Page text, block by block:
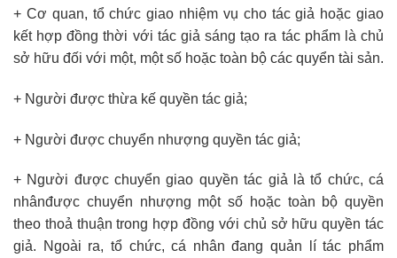
+ Cơ quan, tổ chức giao nhiệm vụ cho tác giả hoặc giao
kết hợp đồng thời với tác giả sáng tạo ra tác phẩm là chủ
sở hữu đối với một, một số hoặc toàn bộ các quyển tài sản.
+ Người được thừa kế quyền tác giả;
+ Người được chuyển nhượng quyền tác giả;
+ Người được chuyển giao quyền tác giả là tổ chức, cá
nhânđược chuyển nhượng một số hoặc toàn bộ quyền
theo thoả thuận trong hợp đồng với chủ sở hữu quyền tác
giả. Ngoài ra, tổ chức, cá nhân đang quản lí tác phẩm